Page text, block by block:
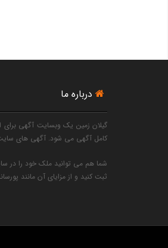
درباره ما
گیلان زمین یک وبسایت آگهی برای
کامل آگهی می شود. آگهی های سایت
شما هم می توانید ملک خود را در
ثبت کنید و از مزایای آن مانند